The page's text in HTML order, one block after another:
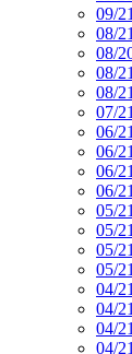
09/
08/
08/
08/
08/
07/
06/
06/
06/
06/
05/
05/
05/
05/
04/
04/
04/
04/